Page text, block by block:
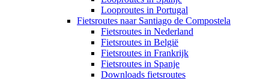
Looproutes in Portugal
Fietsroutes naar Santiago de Compostela
Fietsroutes in Nederland
Fietsroutes in België
Fietsroutes in Frankrijk
Fietsroutes in Spanje
Downloads fietsroutes